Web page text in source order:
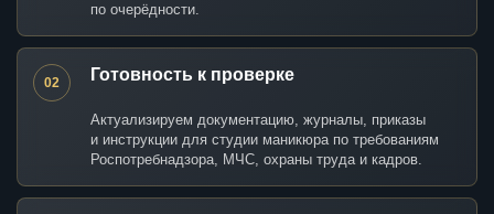
по очерёдности.
02 Готовность к проверке
Актуализируем документацию, журналы, приказы
и инструкции для студии маникюра по требованиям
Роспотребнадзора, МЧС, охраны труда и кадров.